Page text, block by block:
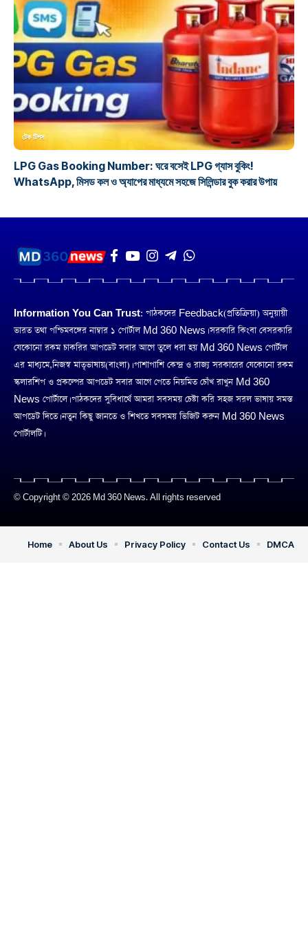
টেক টিপস
LPG Gas Booking Number: ঘরে বসেই LPG গ্যাস বুকিং!
WhatsApp, মিসড কল ও অ্যাপের মাধ্যমে সহজে সিলিন্ডার বুক করার উপায়
Information You Can Trust: পাঠকদের Feedback(প্রতিক্রিয়া) অনুয়ায়ী
ভারত তথা পশ্চিমবঙ্গের নাম্বার ১ পোর্টাল Md 360 News। সরকারি কিংবা বেসরকারি
যেকোনো রকম চাকরির আপডেট সবার আগে তুলে ধরা হয় Md 360 News পোর্টাল
এর মাধ্যমে,নিজস্ব মাতৃভাষায়(বাংলা)। পাশাপাশি কেন্দ্র ও রাজ্য সরকারের যেকোনো রকম
স্কলারশিপ ও প্রকল্পের আপডেট সবার আগে পেতে নিয়মিত চোঁখ রাখুন Md 360
News পোর্টালে। পাঠকদের সুবিধার্থে আমরা সবসময় চেষ্টা করি সহজ সরল ভাষায় সমস্ত
আপডেট দিতে। নতুন কিছু জানতে ও শিখতে সবসময় ভিজিট করুন Md 360 News
পোর্টালটি।
© Copyright © 2026 Md 360 News. All rights reserved
Home About Us Privacy Policy Contact Us DMCA